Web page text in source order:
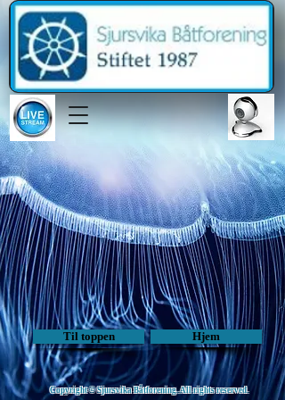
Til toppen Hjem
Copyright © Sjursvika Båtforening. All rights reserved.